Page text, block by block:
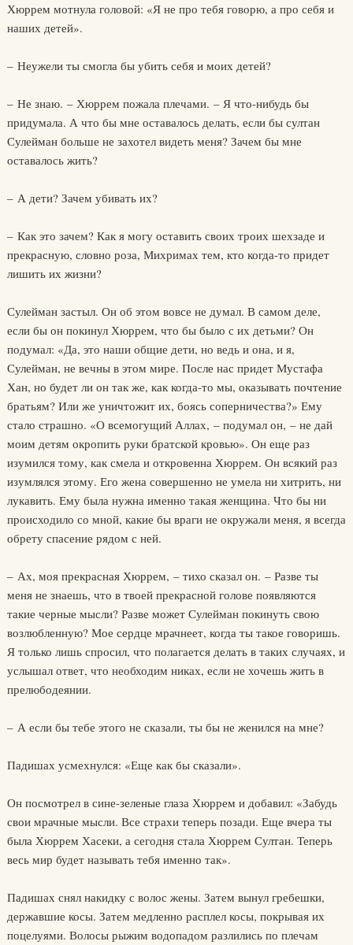
Хюррем мотнула головой: «Я не про тебя говорю, а про себя и
наших детей».
– Неужели ты смогла бы убить себя и моих детей?
– Не знаю. – Хюррем пожала плечами. – Я что-нибудь бы
придумала. А что бы мне оставалось делать, если бы султан
Сулейман больше не захотел видеть меня? Зачем бы мне
оставалось жить?
– А дети? Зачем убивать их?
– Как это зачем? Как я могу оставить своих троих шехзаде и
прекрасную, словно роза, Михримах тем, кто когда-то придет
лишить их жизни?
Сулейман застыл. Он об этом вовсе не думал. В самом деле,
если бы он покинул Хюррем, что бы было с их детьми? Он
подумал: «Да, это наши общие дети, но ведь и она, и я,
Сулейман, не вечны в этом мире. После нас придет Мустафа
Хан, но будет ли он так же, как когда-то мы, оказывать почтение
братьям? Или же уничтожит их, боясь соперничества?» Ему
стало страшно. «О всемогущий Аллах, – подумал он, – не дай
моим детям окропить руки братской кровью». Он еще раз
изумился тому, как смела и откровенна Хюррем. Он всякий раз
изумлялся этому. Его жена совершенно не умела ни хитрить, ни
лукавить. Ему была нужна именно такая женщина. Что бы ни
происходило со мной, какие бы враги не окружали меня, я всегда
обрету спасение рядом с ней.
– Ах, моя прекрасная Хюррем, – тихо сказал он. – Разве ты
меня не знаешь, что в твоей прекрасной голове появляются
такие черные мысли? Разве может Сулейман покинуть свою
возлюбленную? Мое сердце мрачнеет, когда ты такое говоришь.
Я только лишь спросил, что полагается делать в таких случаях, и
услышал ответ, что необходим никах, если не хочешь жить в
прелюбодеянии.
– А если бы тебе этого не сказали, ты бы не женился на мне?
Падишах усмехнулся: «Еще как бы сказали».
Он посмотрел в сине-зеленые глаза Хюррем и добавил: «Забудь
свои мрачные мысли. Все страхи теперь позади. Еще вчера ты
была Хюррем Хасеки, а сегодня стала Хюррем Султан. Теперь
весь мир будет называть тебя именно так».
Падишах снял накидку с волос жены. Затем вынул гребешки,
державшие косы. Затем медленно расплел косы, покрывая их
поцелуями. Волосы рыжим водопадом разлились по плечам